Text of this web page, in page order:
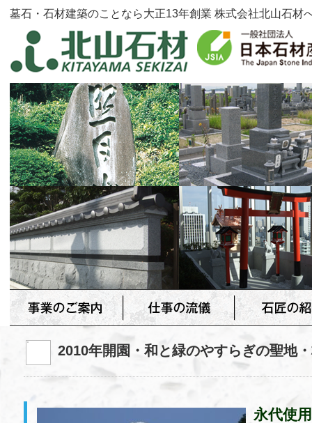
墓石・石材建築のことなら大正13年創業 株式会社北山石材
2010年開園・和と緑のやすらぎの聖地
永代使